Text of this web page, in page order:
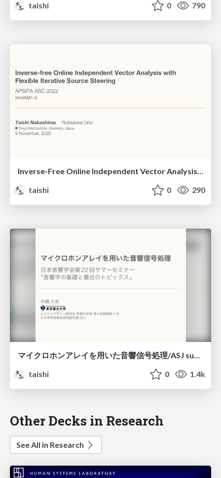
taishi
0 790
taishi
0 290
マイクロホンアレイを用いた音響信号処理/ASJ summer seminar 2021 array signal processing
taishi
0 1.4k
Other Decks in Research
See All in Research